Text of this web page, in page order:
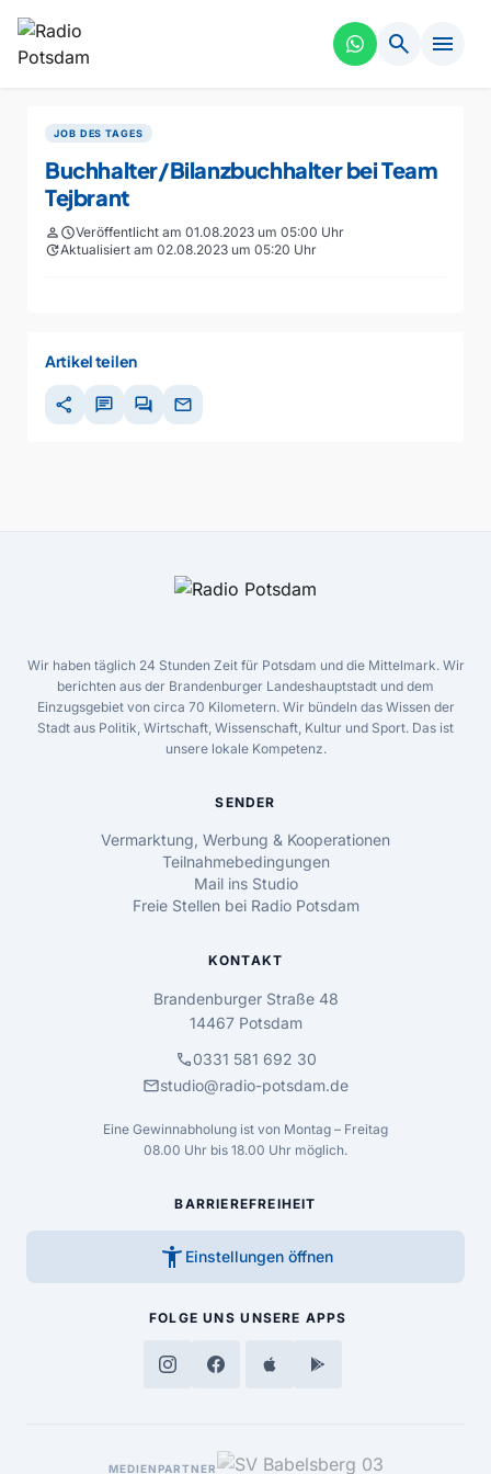
search menu
JOB DES TAGES
Buchhalter/Bilanzbuchhalter bei Team
Tejbrant
personscheduleVeröffentlicht am 01.08.2023 um 05:00 Uhr
updateAktualisiert am 02.08.2023 um 05:20 Uhr
Artikel teilen
share chat forum mail
Wir haben täglich 24 Stunden Zeit für Potsdam und die Mittelmark. Wir
berichten aus der Brandenburger Landeshauptstadt und dem
Einzugsgebiet von circa 70 Kilometern. Wir bündeln das Wissen der
Stadt aus Politik, Wirtschaft, Wissenschaft, Kultur und Sport. Das ist
unsere lokale Kompetenz.
SENDER
Vermarktung, Werbung & Kooperationen
Teilnahmebedingungen
Mail ins Studio
Freie Stellen bei Radio Potsdam
KONTAKT
Brandenburger Straße 48
14467 Potsdam
call0331 581 692 30
mailstudio@radio-potsdam.de
Eine Gewinnabholung ist von Montag – Freitag
08.00 Uhr bis 18.00 Uhr möglich.
BARRIEREFREIHEIT
accessibility_new Einstellungen öffnen
FOLGE UNS UNSERE APPS
MEDIENPARTNER